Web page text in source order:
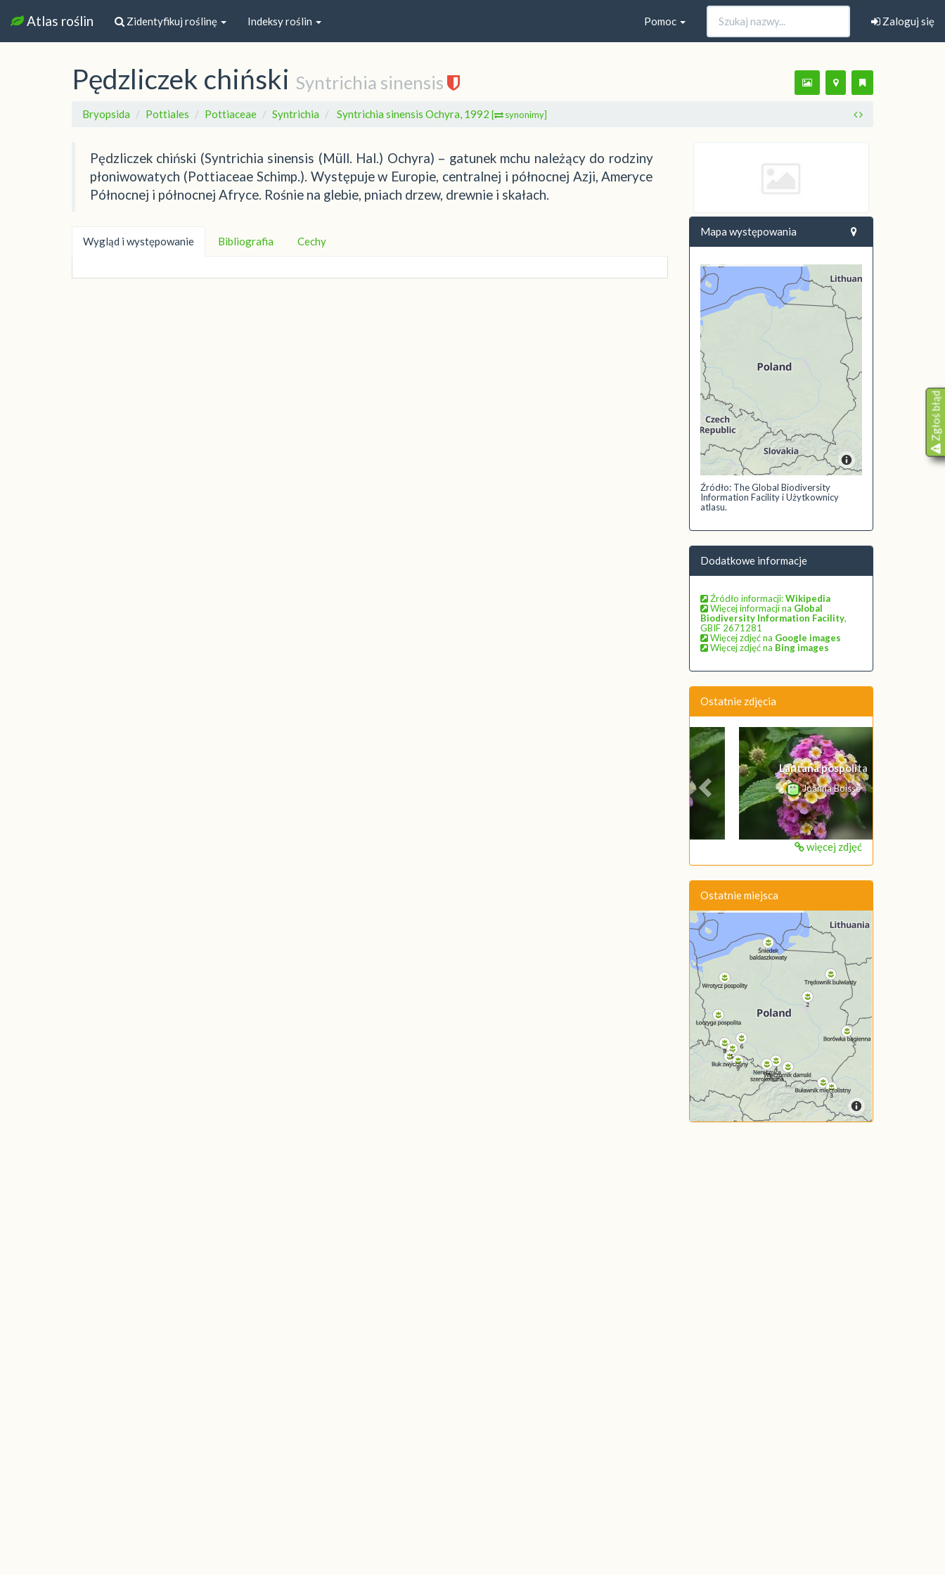
Atlas roślin Zidentyfikuj roślinę Indeksy roślin Zaloguj się
Pomoc
Pędzliczek chiński Syntrichia sinensis
Bryopsida Pottiales Pottiaceae Syntrichia Syntrichia sinensis Ochyra, 1992 [ synonimy]
Pędzliczek chiński (Syntrichia sinensis (Müll. Hal.) Ochyra) – gatunek mchu należący do rodziny
płoniwowatych (Pottiaceae Schimp.). Występuje w Europie, centralnej i północnej Azji, Ameryce
Północnej i północnej Afryce. Rośnie na glebie, pniach drzew, drewnie i skałach.
Wygląd i występowanie Bibliografia Cechy
Mapa występowania
Źródło: The Global Biodiversity
Information Facility i Użytkownicy
atlasu.
Dodatkowe informacje
Źródło informacji:Wikipedia
Więcej informacji na Global
Biodiversity Information Facility,
GBIF 2671281
Więcej zdjęć na Google images
Więcej zdjęć na Bing images
Ostatnie zdjęcia
Lantana pospolita
Joanna Boisse
Poprzednie Następne
więcej zdjęć
Ostatnie miejsca
Zgłoś błąd